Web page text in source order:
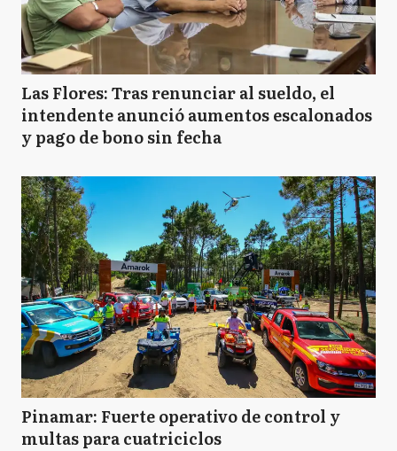
Las Flores: Tras renunciar al sueldo, el
intendente anunció aumentos escalonados
y pago de bono sin fecha
Pinamar: Fuerte operativo de control y
multas para cuatriciclos